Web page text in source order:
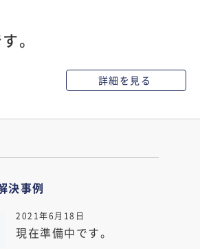
。
詳細を見る
決事例
2021年6月18日
現在準備中です。